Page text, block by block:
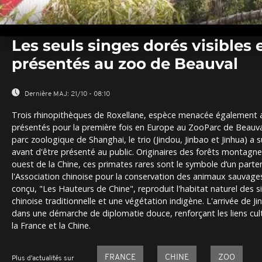
seconds
secondsVolume
0%
Les seuls singes dorés visibles
présentés au zoo de Beauval
Dernière MAJ: 21/10 - 08:10
Trois rhinopithèques de Roxellane, espèce menacée
présentés pour la première fois en Europe au ZooParc de
parc zoologique de Shanghai, le trio (Jindou, Jinbao et Jinhua) a
avant d'être présenté au public. Originaires des forêts
ouest de la Chine, ces primates rares sont le symbole d’un
l'Association chinoise pour la conservation des animaux
conçu, "Les Hauteurs de Chine", reproduit l'habitat naturel des
chinoise traditionnelle et une végétation indigène. L'arrivée de
dans une démarche de diplomatie douce, renforçant les liens
la France et la Chine.
Plus d'actualités sur FRANCE CHINE ZOO